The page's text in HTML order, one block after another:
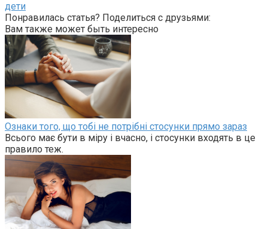
дети
Понравилась статья? Поделиться с друзьями:
Вам также может быть интересно
Ознаки того, що тобі не потрібні стосунки прямо зараз
Всього має бути в міру і вчасно, і стосунки входять в це
правило теж.